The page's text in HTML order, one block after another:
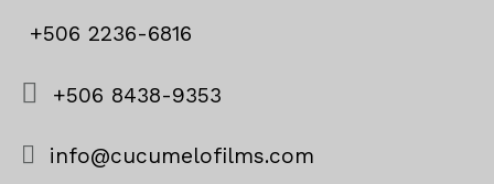
+506 2236-6816
+506 8438-9353
info@cucumelofilms.com